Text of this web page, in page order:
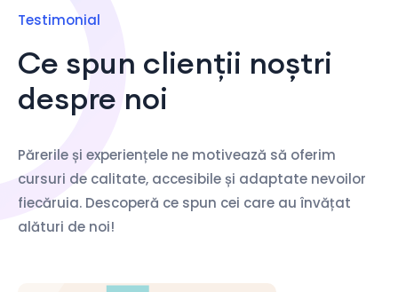
Testimonial
Ce spun clienții noștri
despre noi
Părerile și experiențele ne motivează să oferim
cursuri de calitate, accesibile și adaptate nevoilor
fiecăruia. Descoperă ce spun cei care au învățat
alături de noi!